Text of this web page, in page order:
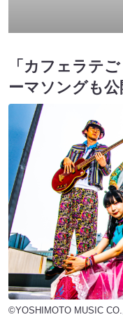
「カフェラテ
ーマソングも公
©YOSHIMOTO MUSIC